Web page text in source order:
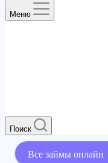
Меню
Поиск
Все займы онлайн